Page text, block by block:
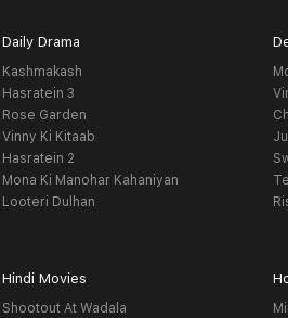
Daily Drama
Kashmakash
Hasratein 3
Rose Garden
Vinny Ki Kitaab
Hasratein 2
Mona Ki Manohar Kahaniyan
Looteri Dulhan
Hindi Movies
Shootout At Wadala